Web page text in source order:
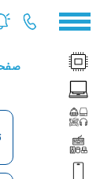
محصول افزوده شده